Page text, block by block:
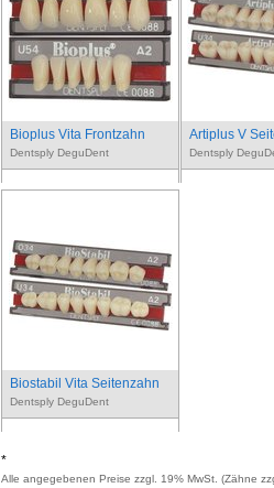
Bioplus Vita Frontzahn
Dentsply DeguDent
Artiplus V
Dentsply
Biostabil Vita Seitenzahn
Dentsply DeguDent
*
Alle angegebenen Preise zzgl. 19% MwSt. (Zähne